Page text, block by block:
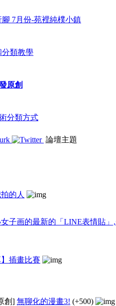
勵獎
說聲抱歉。
自己都不
膽的OP上
腳 7月份-苑裡純樸小鎮
分類教學
原創
分類方式
論壇主題
的人
子画的最新的「LINE表情貼」
】插畫比賽
創] 無聊化的漫畫3! (+500)